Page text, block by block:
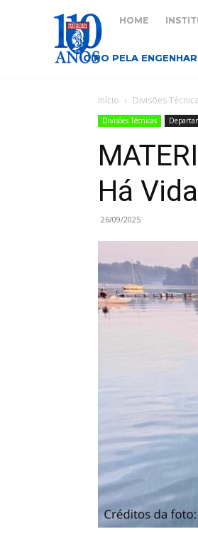
HOME
GIRO PELA
Início Divisões
Divisões Técnicas
Há
26/09/2025